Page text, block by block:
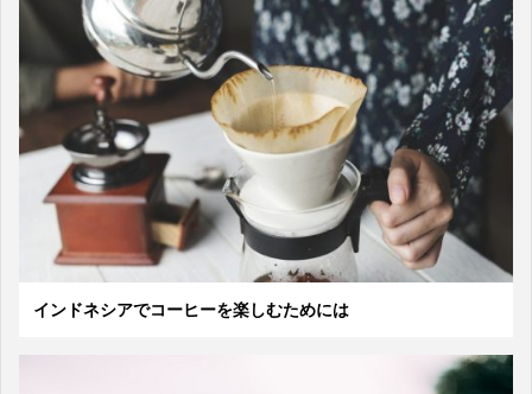
インドネシアでコーヒーを楽しむためには